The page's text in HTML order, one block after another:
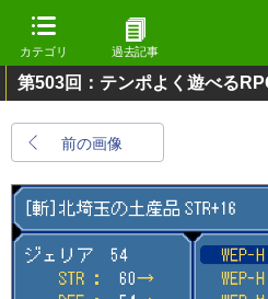
カテゴリ 過去記事
第503回：テンポよく遊べる
前の画像